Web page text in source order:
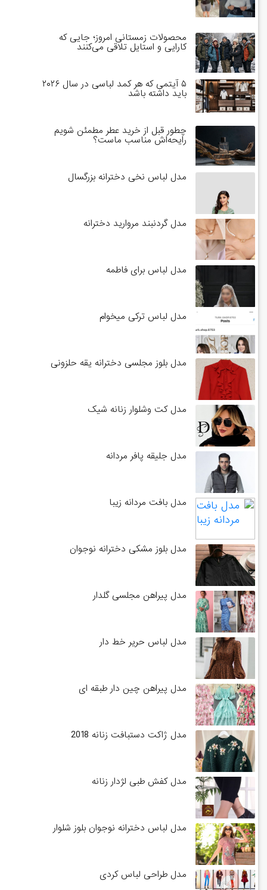
محصولات زمستانی امروز؛ جایی که
کارایی و استایل تلاقی می‌کنند
۵ آیتمی که هر کمد لباسی در سال ۲۰۲۶
باید داشته باشد
چطور قبل از خرید عطر مطمئن شویم
رایحه‌اش مناسب ماست؟
مدل لباس نخی دخترانه بزرگسال
مدل گردنبند مروارید دخترانه
مدل لباس برای فاطمه
مدل لباس ترکی میخوام
مدل بلوز مجلسی دخترانه یقه حلزونی
مدل کت وشلوار زنانه شیک
مدل جلیقه پافر مردانه
مدل بافت مردانه زیبا
مدل بلوز مشکی دخترانه نوجوان
مدل پیراهن مجلسی گلدار
مدل لباس حریر خط دار
مدل پیراهن چین دار طبقه ای
مدل ژاکت دستبافت زنانه 2018
مدل کفش طبی لژدار زنانه
مدل لباس دخترانه نوجوان بلوز شلوار
مدل طراحی لباس کردی